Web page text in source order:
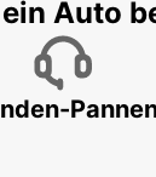
Auto